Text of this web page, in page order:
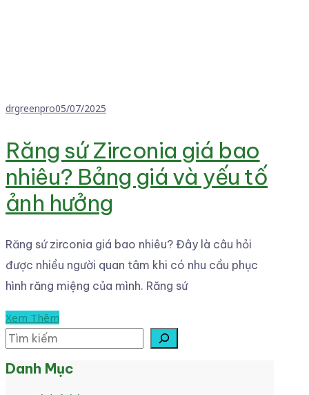
drgreenpro05/07/2025
Răng sứ Zirconia giá bao
nhiêu? Bảng giá và yếu tố
ảnh hưởng
Răng sứ zirconia giá bao nhiêu? Đây là câu hỏi
được nhiều người quan tâm khi có nhu cầu phục
hình răng miệng của mình. Răng sứ
Xem Thêm
Tìm kiếm
Danh Mục